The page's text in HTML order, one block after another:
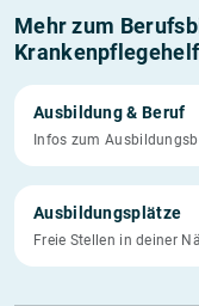
Mehr zum
Ausbildung & Beruf
Infos zum
Ausbildungsplätze
Freie Stellen in deiner